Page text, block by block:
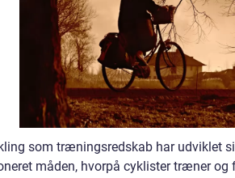
som træningsredskab har udviklet
måden, hvorpå cyklister træner og